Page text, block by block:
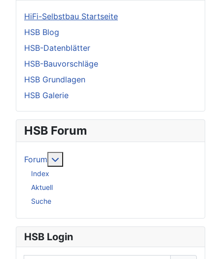
HiFi-Selbstbau Startseite
HSB Blog
HSB-Datenblätter
HSB-Bauvorschläge
HSB Grundlagen
HSB Galerie
HSB Forum
Forum
Index
Aktuell
Suche
HSB Login